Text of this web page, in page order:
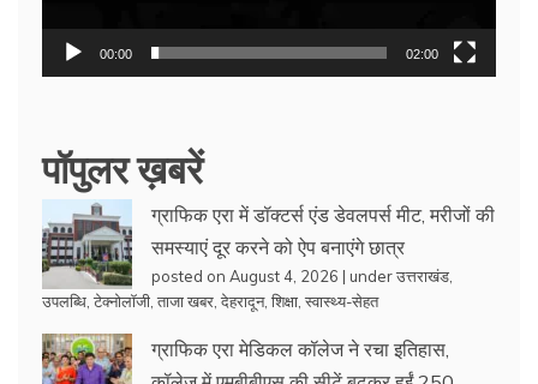
00:00 02:00
पॉपुलर ख़बरें
ग्राफिक एरा में डॉक्टर्स एंड डेवलपर्स मीट, मरीजों की
समस्याएं दूर करने को ऐप बनाएंगे छात्र
posted on August 4, 2026 | underउत्तराखंड
उपलब्धि टेक्नोलॉजी ताजा खबर देहरादून, शिक्षा स्वास्थ्य-सेहत
ग्राफिक एरा मेडिकल कॉलेज ने रचा इतिहास,